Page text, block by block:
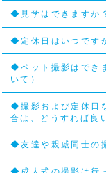
◆見学はできますか
◆定休日はいつです
◆ペット撮影はでき
いて）
◆撮影および定休日
合は、どうすれば良
◆友達や親戚同士の